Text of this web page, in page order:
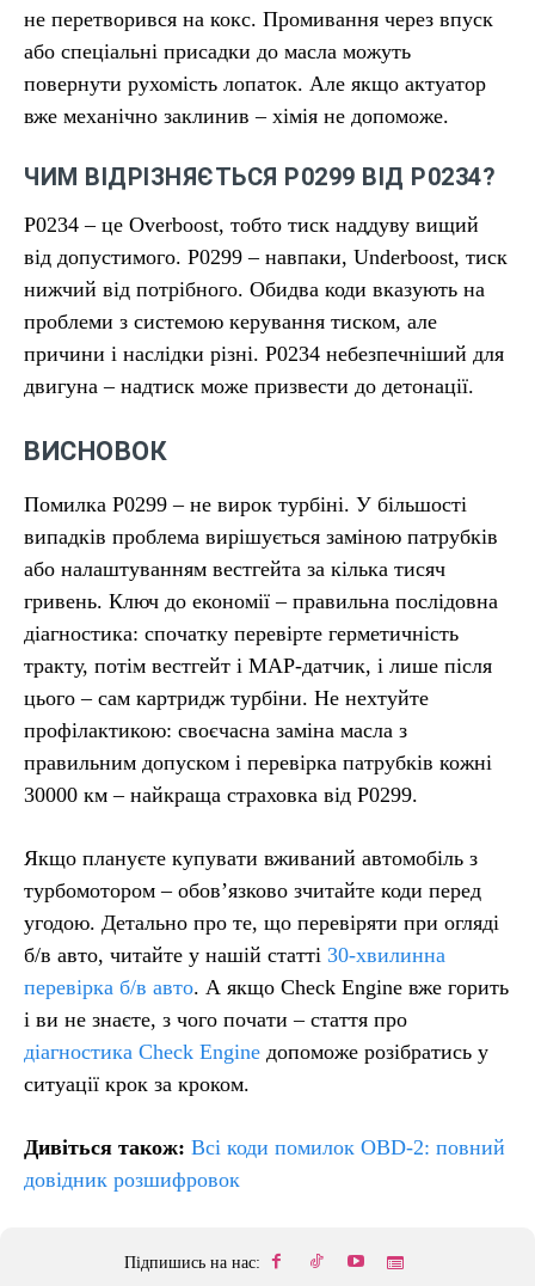
не перетворився на кокс. Промивання через впуск
або спеціальні присадки до масла можуть
повернути рухомість лопаток. Але якщо актуатор
вже механічно заклинив – хімія не допоможе.
ЧИМ ВІДРІЗНЯЄТЬСЯ P0299 ВІД P0234?
P0234 – це Overboost, тобто тиск наддуву вищий
від допустимого. P0299 – навпаки, Underboost, тиск
нижчий від потрібного. Обидва коди вказують на
проблеми з системою керування тиском, але
причини і наслідки різні. P0234 небезпечніший для
двигуна – надтиск може призвести до детонації.
ВИСНОВОК
Помилка P0299 – не вирок турбіні. У більшості
випадків проблема вирішується заміною патрубків
або налаштуванням вестгейта за кілька тисяч
гривень. Ключ до економії – правильна послідовна
діагностика: спочатку перевірте герметичність
тракту, потім вестгейт і MAP-датчик, і лише після
цього – сам картридж турбіни. Не нехтуйте
профілактикою: своєчасна заміна масла з
правильним допуском і перевірка патрубків кожні
30000 км – найкраща страховка від P0299.
Якщо плануєте купувати вживаний автомобіль з
турбомотором – обов’язково зчитайте коди перед
угодою. Детально про те, що перевіряти при огляді
б/в авто, читайте у нашій статті 30-хвилинна
перевірка б/в авто. А якщо Check Engine вже горить
і ви не знаєте, з чого почати – стаття про
діагностика Check Engine допоможе розібратись у
ситуації крок за кроком.
Дивіться також: Всі коди помилок OBD-2: повний
довідник розшифровок
Підпишись на нас: